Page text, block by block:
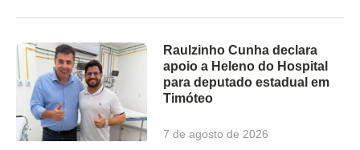
Raulzinho Cunha declara
apoio a Heleno do Hospital
para deputado estadual em
Timóteo
7 de agosto de 2026